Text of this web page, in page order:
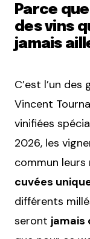
Parce
des vins
jamais
C’est l’un
Vincent
vinifiées
2026, les
commun
cuvées
différents
seront jamais